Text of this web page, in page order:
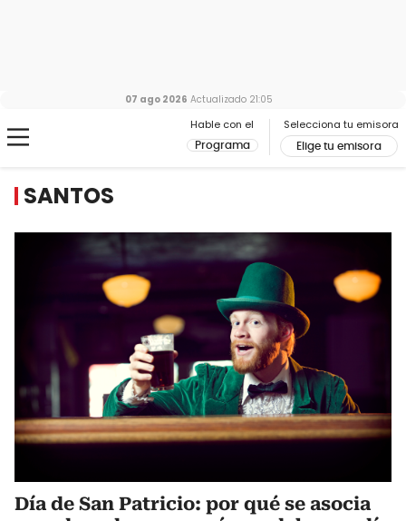
Hable con el
Programa
Selecciona tu emisora
Elige tu emisora
07 ago 2026 Actualizado 21:05
SANTOS
Día de San Patricio: por qué se asocia